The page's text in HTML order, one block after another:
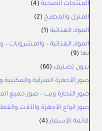
المنتجات الصحية (4)
المنزل والمطبخ (2)
المواد الغذائية (1)
المواد الغذائية – والمشروبات
بها (9)
بدون تصنيف (66)
صور الأجهزة المنزلية
صور التجارة ويب – صور جميع
صور انواع الأجهزة والآلات
قائمة الأسعار(4)